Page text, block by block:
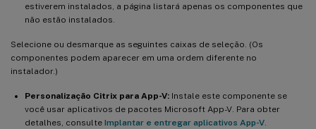
estiverem instalados, a página listará apenas os componentes que
não estão instalados.
Selecione ou desmarque as seguintes caixas de seleção. (Os
componentes podem aparecer em uma ordem diferente no
instalador.)
Personalização Citrix para App-V: Instale este componente se
você usar aplicativos de pacotes Microsoft App-V. Para obter
detalhes, consulte Implantar e entregar aplicativos App-V